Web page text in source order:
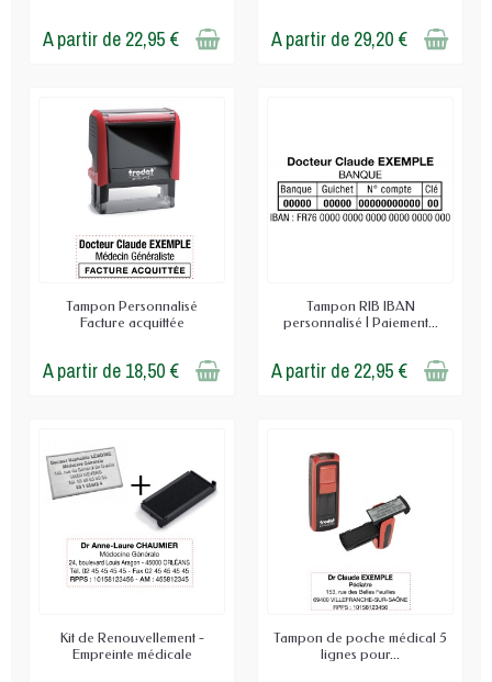
A partir de 22,95 € A partir de 29,20 €
Tampon Personnalisé
Facture acquittée
A partir de 18,50 €
Tampon RIB IBAN
personnalisé | Paiement...
A partir de 22,95 €
Kit de Renouvellement -
Empreinte médicale
Tampon de poche médical 5
lignes pour...